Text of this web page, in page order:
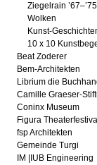
Ziegelrain ’67–’75
Wolken
Kunst-
10 x 10
Beat Zoderer
Bem-Architekten
Librium die
Camille Graeser-
Coninx Museum
Figura Theaterfestival
fsp Architekten
Gemeinde Turgi
IM |IUB Engineering